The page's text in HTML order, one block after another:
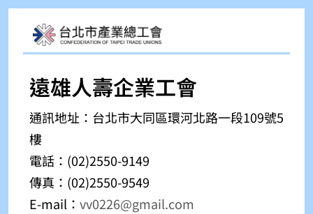
遠雄人壽企業工會
通訊地址： 台北市大同區環河北路一段109號5
樓
電話：(02)2550-9149
傳真：(02)2550-9549
E-mail： vv0226@gmail.com